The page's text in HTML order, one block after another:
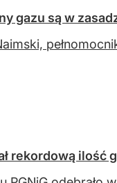
gazu są w
rekordową ilość